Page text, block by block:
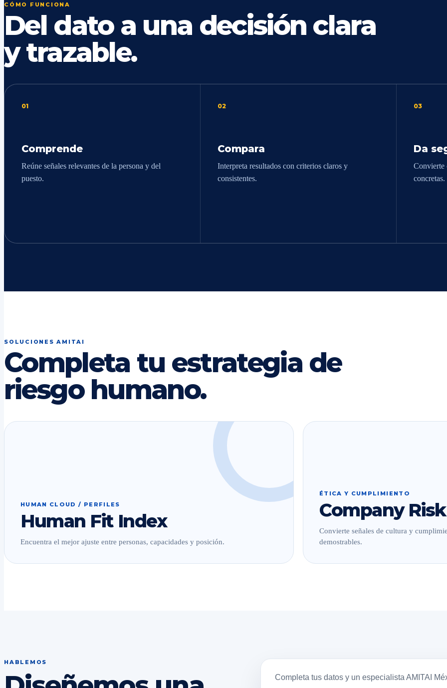
CÓMO FUNCIONA
Del dato a una decisión clara
y trazable.
01
Comprende
Reúne señales relevantes de la persona y del
puesto.
02
Compara
Interpreta resultados con criterios claros y
consistentes.
03
Da
Convierte
concretas.
SOLUCIONES AMITAI
Completa tu estrategia de
riesgo humano.
HUMAN CLOUD / PERFILES
Human Fit Index
Encuentra el mejor ajuste entre personas, capacidades y posición.
ÉTICA Y CUMPLIMIENTO
Company
Convierte señales de cultura y
demostrables.
HABLEMOS